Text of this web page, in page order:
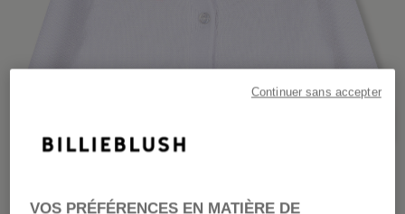
VOS PRÉFÉRENCES EN MATIÈRE DE
Continuer sans accepter